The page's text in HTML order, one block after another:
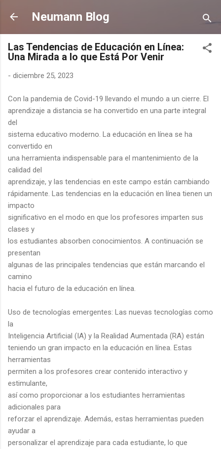
Ir al contenido principal
Neumann Blog
Las Tendencias de Educación en Línea:
Una Mirada a lo que Está Por Venir
- diciembre 25, 2023
Con la pandemia de Covid-19 llevando el mundo a un cierre. El
aprendizaje a distancia se ha convertido en una parte integral
del
sistema educativo moderno. La educación en línea se ha
convertido en
una herramienta indispensable para el mantenimiento de la
calidad del
aprendizaje, y las tendencias en este campo están cambiando
rápidamente. Las tendencias en la educación en línea tienen un
impacto
significativo en el modo en que los profesores imparten sus
clases y
los estudiantes absorben conocimientos. A continuación se
presentan
algunas de las principales tendencias que están marcando el
camino
hacia el futuro de la educación en línea.
Uso de tecnologías emergentes: Las nuevas tecnologías como
la
Inteligencia Artificial (IA) y la Realidad Aumentada (RA) están
teniendo un gran impacto en la educación en línea. Estas
herramientas
permiten a los profesores crear contenido interactivo y
estimulante,
así como proporcionar a los estudiantes herramientas
adicionales para
reforzar el aprendizaje. Además, estas herramientas pueden
ayudar a
personalizar el aprendizaje para cada estudiante, lo que